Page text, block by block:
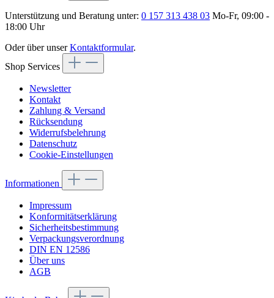
Unterstützung und Beratung unter: 0 157 313 438 03 Mo-Fr, 09:00 -
18:00 Uhr
Oder über unserKontaktformular.
Shop Services
Newsletter
Kontakt
Zahlung & Versand
Rücksendung
Widerrufsbelehrung
Datenschutz
Cookie-Einstellungen
Informationen
Impressum
Konformitätserklärung
Sicherheitsbestimmung
Verpackungsverordnung
DIN EN 12586
Über uns
AGB